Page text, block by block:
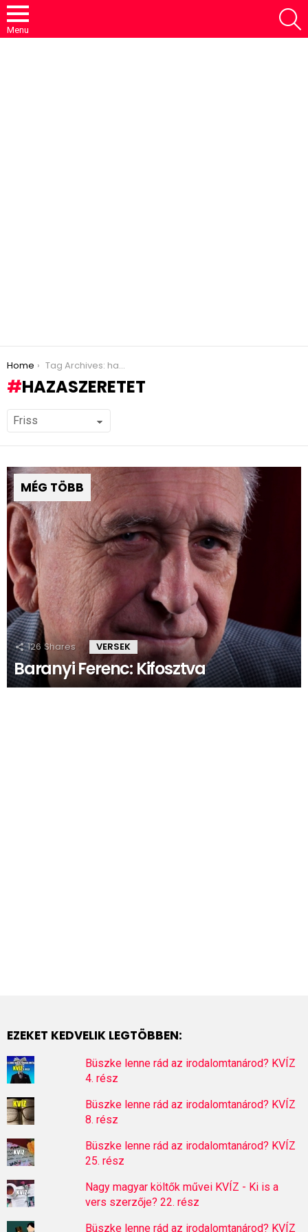
Menu
You are here:
Home Tag Archives: hazaszeretet
HAZASZERETET
MÉG TÖBB
126 Shares VERSEK
Baranyi Ferenc: Kifosztva
EZEKET KEDVELIK LEGTÖBBEN:
Büszke lenne rád az irodalomtanárod? KVÍZ
4. rész
Büszke lenne rád az irodalomtanárod? KVÍZ
8. rész
Büszke lenne rád az irodalomtanárod? KVÍZ
25. rész
Nagy magyar költők művei KVÍZ - Ki is a
vers szerzője? 22. rész
Büszke lenne rád az irodalomtanárod? KVÍZ